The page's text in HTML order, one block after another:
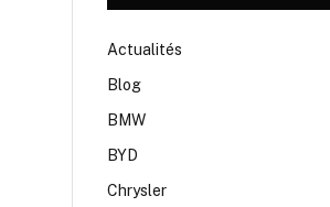
Actualités
Blog
BMW
BYD
Chrysler